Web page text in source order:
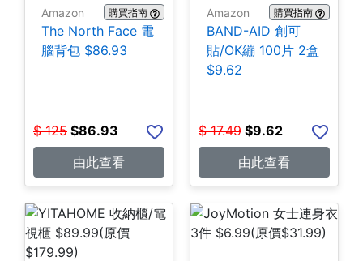
Amazon 購買指南
The North Face 電
腦背包 $86.93
$ 125 $86.93
由此查看
Amazon 購買指南
BAND-AID 創可
貼/OK繃 100片 2盒
$9.62
$ 17.49 $9.62
由此查看